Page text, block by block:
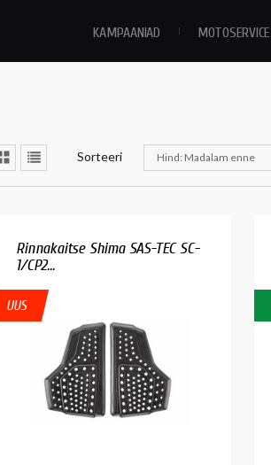
KAMPAANIAD MOTOSERVICE
Sorteeri Hind: Madalam enne
Rinnakaitse Shima SAS-TEC SC-
1/CP2...
UUS